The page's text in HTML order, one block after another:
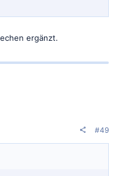
ergänzt.
#49